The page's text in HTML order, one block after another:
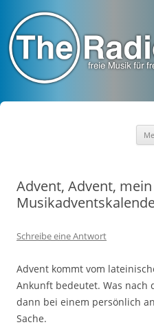
Advent, Advent, mein
Schreibe eine Antwort
Advent kommt vom
Ankunft bedeutet. Was nach
dann bei einem persönlich
Sache.